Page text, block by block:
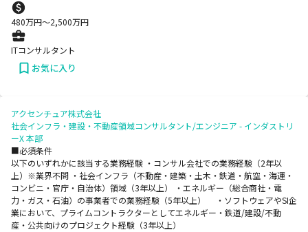
480万円〜2,500万円
ITコンサルタント
お気に入り
アクセンチュア株式会社
社会インフラ・建設・不動産領域コンサルタント/エンジニア - インダストリ
ーX 本部
■必須条件
以下のいずれかに該当する業務経験 ・コンサル会社での業務経験（2年以
上）※業界不問 ・社会インフラ（不動産・建築・土木・鉄道・航空・海運・
コンビニ・官庁・自治体）領域（3年以上） ・エネルギー（総合商社・電
力・ガス・石油）の事業者での業務経験（5年以上） ・ソフトウェアやSI企
業において、プライムコントラクターとしてエネルギー・鉄道/建設/不動
産・公共向けのプロジェクト経験（3年以上）